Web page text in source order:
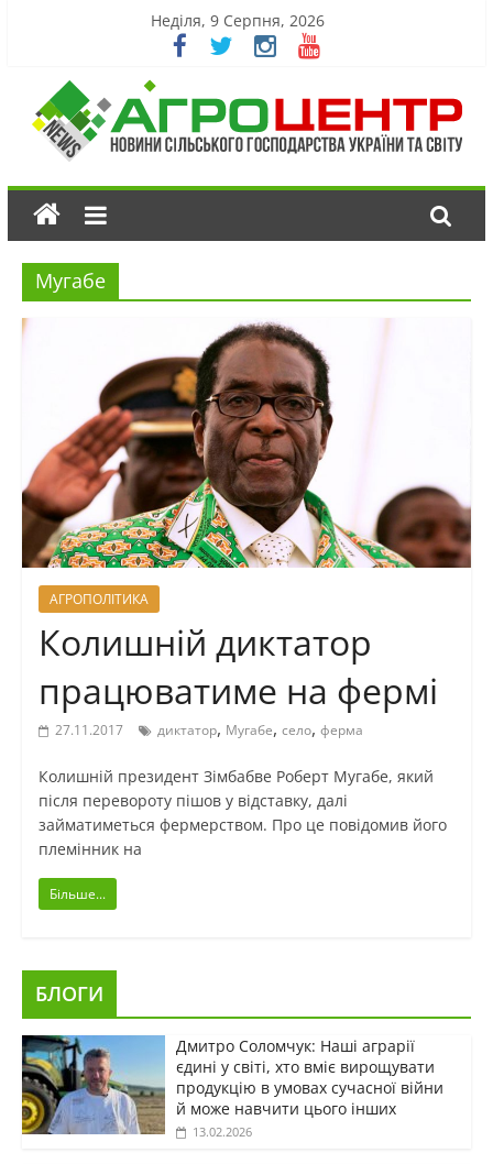
Неділя, 9 Серпня, 2026
Мугабе
АГРОПОЛІТИКА
Колишній диктатор
працюватиме на фермі
27.11.2017 диктатор, Мугабе, село, ферма
Колишній президент Зімбабве Роберт Мугабе, який
після перевороту пішов у відставку, далі
займатиметься фермерством. Про це повідомив його
племінник на
Більше...
БЛОГИ
Дмитро Соломчук: Наші аграрії
єдині у світі, хто вміє вирощувати
продукцію в умовах сучасної війни
й може навчити цього інших
13.02.2026